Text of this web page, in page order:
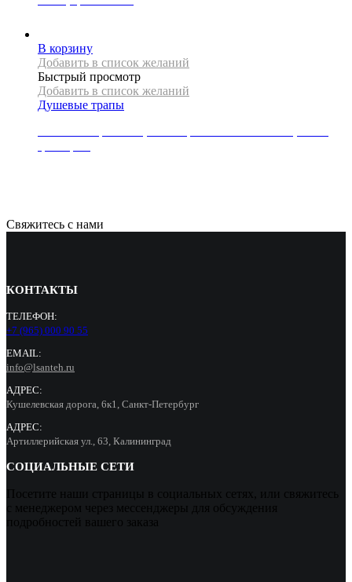
В корзину
Добавить в список желаний
Быстрый просмотр
Добавить в список желаний
Душевые трапы
Свяжитесь с нами
КОНТАКТЫ
ТЕЛЕФОН:
+7 (965) 000 90 55
EMAIL:
info@lsanteh.ru
АДРЕС:
Кушелевская дорога, 6к1, Санкт-Петербург
АДРЕС:
Артиллерийская ул., 63, Калининград
СОЦИАЛЬНЫЕ СЕТИ
Посетите наши страницы в социальных сетях, или свяжитесь
с менеджером через мессенджеры для обсуждения
подробностей вашего заказа